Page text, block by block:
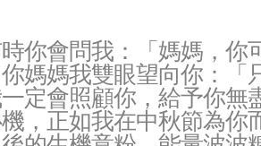
你會問我：「媽媽，你
媽媽我雙眼望向你：「
定會照顧你，給予你無
，正如我在中秋節為你